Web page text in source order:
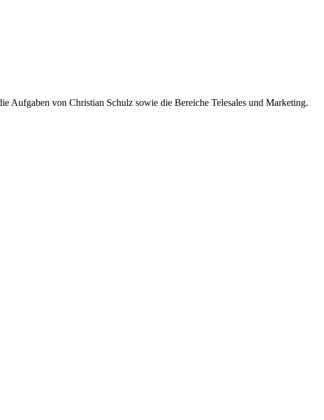
von Christian Schulz sowie die Bereiche Telesales und Marketing.